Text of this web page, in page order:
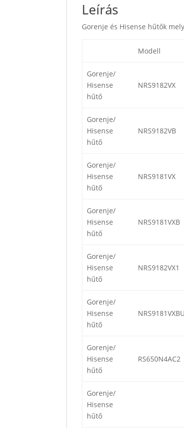
Leírás
Gorenje és Hisense hűtők
Modell
Gorenje/
Hisense
hűtő
NRS9182VX
Gorenje/
Hisense
hűtő
NRS9182VB
Gorenje/
Hisense
hűtő
NRS9181VX
Gorenje/
Hisense
hűtő
NRS9181VXB
Gorenje/
Hisense
hűtő
NRS9182VX1
Gorenje/
Hisense
hűtő
Gorenje/
Hisense
hűtő
RS650N4AC2
Gorenje/
Hisense
hűtő